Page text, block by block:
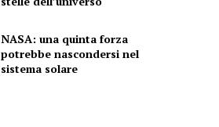
NASA: una quinta forza
potrebbe nascondersi nel
sistema solare